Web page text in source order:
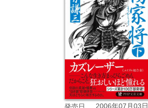
発売日
2006年07月03日